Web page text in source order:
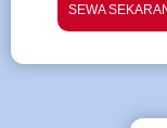
SEWA